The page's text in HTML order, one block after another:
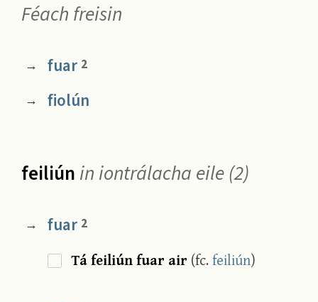
Féach freisin
→ fuar 2
→ fiolún
feiliún in iontrálacha eile (2)
→ fuar 2
Tá feiliún fuar air (fc.feiliún)